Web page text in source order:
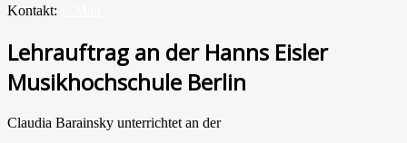
Kontakt:
Lehrauftrag an der Hanns Eisler
Musikhochschule Berlin
Claudia Barainsky unterrichtet an der